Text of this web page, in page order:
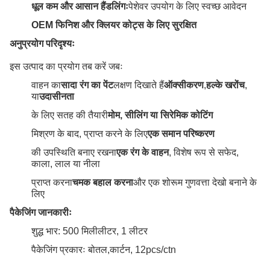
धूल कम और आसान हैंडलिंगःपेशेवर उपयोग के लिए स्वच्छ आवेदन
OEM फिनिश और क्लियर कोट्स के लिए सुरक्षित
अनुप्रयोग परिदृश्यः
इस उत्पाद का प्रयोग तब करें जबः
वाहन कासादा रंग का पेंटलक्षण दिखाते हैंऑक्सीकरण,हल्के खरोंच,
याउदासीनता
के लिए सतह की तैयारीमोम, सीलिंग या सिरेमिक कोटिंग
मिश्रण के बाद, प्राप्त करने के लिएएक समान परिष्करण
की उपस्थिति बनाए रखनाएक रंग के वाहन, विशेष रूप से सफेद,
काला, लाल या नीला
प्राप्त करनाचमक बहाल करनाऔर एक शोरूम गुणवत्ता देखो बनाने के
लिए
पैकेजिंग जानकारीः
शुद्ध भार: 500 मिलीलीटर, 1 लीटर
पैकेजिंग प्रकारः बोतल,कार्टन, 12pcs/ctn